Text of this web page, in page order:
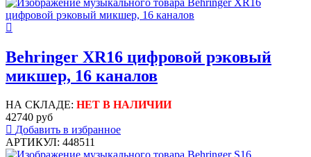
Behringer XR16 цифровой рэковый
микшер, 16 каналов
НА СКЛАДЕ: НЕТ В НАЛИЧИИ
42740 руб
Добавить в избранное
АРТИКУЛ: 448511